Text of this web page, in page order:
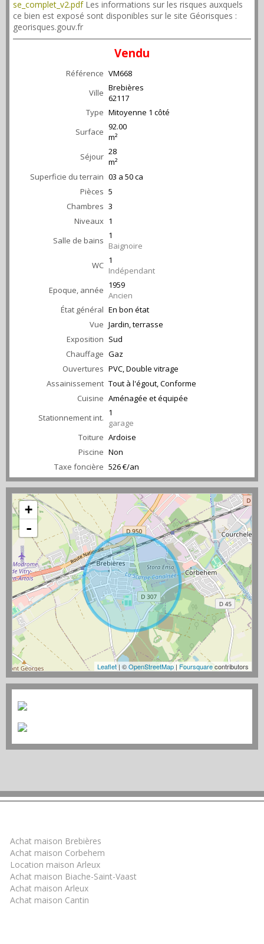
se_complet_v2.pdfLes informations sur les risques auxquels
ce bien est exposé sont disponibles sur le site Géorisques :
georisques.gouv.fr
Vendu
Référence VM668
Ville Brebières
62117
Type Mitoyenne 1 côté
Surface 92.00
m²
Séjour 28
m²
Superficie du terrain 03 a 50 ca
Pièces 5
Chambres 3
Niveaux 1
Salle de bains 1
Baignoire
WC 1
Indépendant
Epoque, année 1959
Ancien
État général En bon état
Vue Jardin, terrasse
Exposition Sud
Chauffage Gaz
Ouvertures PVC, Double vitrage
Assainissement Tout à l'égout, Conforme
Cuisine Aménagée et équipée
Stationnement int. 1
garage
Toiture Ardoise
Piscine Non
Taxe foncière 526 €/an
+
-
Leaflet| ©OpenStreetMap | Foursquarecontributors
Achat maison Brebières
Achat maison Corbehem
Location maison Arleux
Achat maison Biache-Saint-Vaast
Achat maison Arleux
Achat maison Cantin